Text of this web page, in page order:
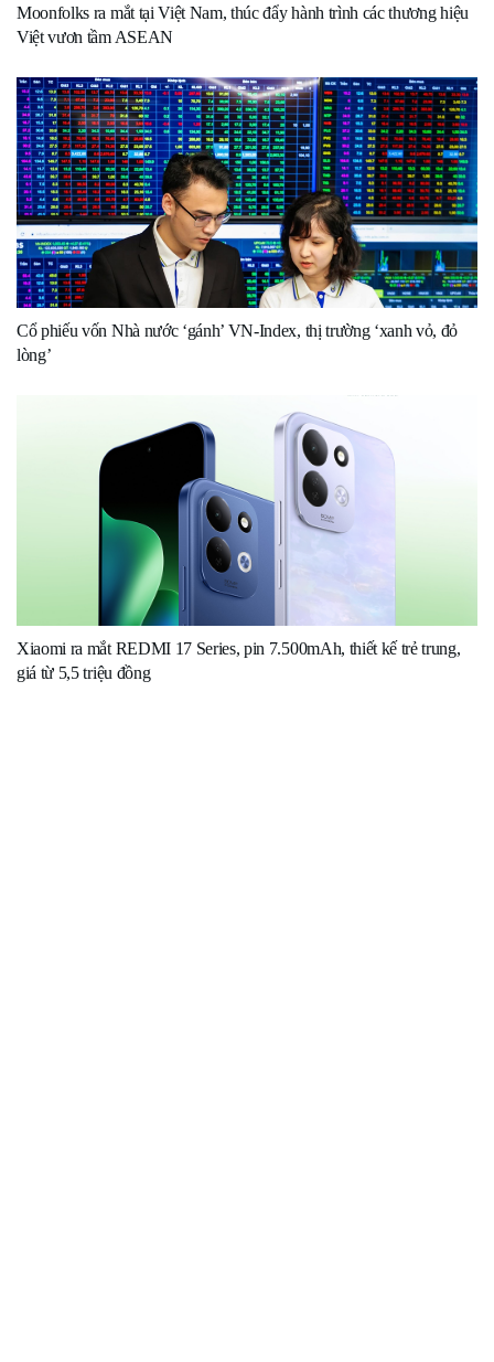
Moonfolks ra mắt tại Việt Nam, thúc đẩy hành trình các thương hiệu
Việt vươn tầm ASEAN
Cổ phiếu vốn Nhà nước ‘gánh’ VN-Index, thị trường ‘xanh vỏ, đỏ
lòng’
Xiaomi ra mắt REDMI 17 Series, pin 7.500mAh, thiết kế trẻ trung,
giá từ 5,5 triệu đồng